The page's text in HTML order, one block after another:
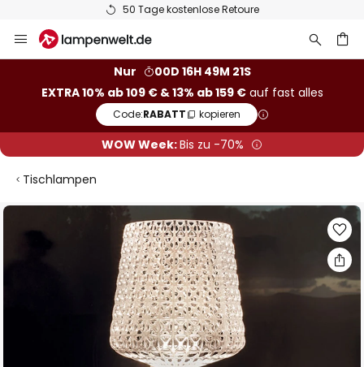
50 Tage kostenlose Retoure
Inhalt
Nur
00D 16H 49M 21S
EXTRA 10% ab 109 € & 13% ab 159 €auf fast alles
Code:RABATT kopieren
WOW Week:Bis zu -70%
Tischlampen
Zum
Ende